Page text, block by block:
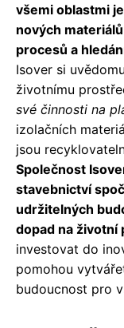
všemi oblastmi
nových
procesů a
Isover si
životnímu
své činnosti na
izolačních
jsou
Společnost
stavebnictví
udržitelných
dopad na životní
investovat do
pomohou
budoucnost pro